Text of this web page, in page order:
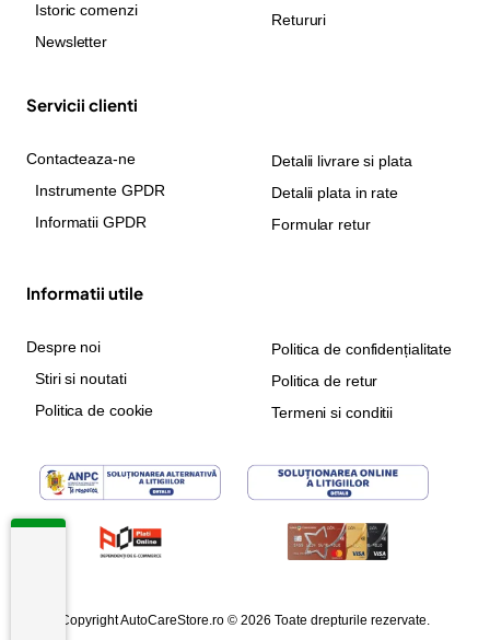
Istoric comenzi
Newsletter
Retururi
Servicii clienti
Contacteaza-ne
Instrumente GPDR
Informatii GPDR
Detalii livrare si plata
Detalii plata in rate
Formular retur
Informatii utile
Despre noi
Stiri si noutati
Politica de cookie
Politica de confidențialitate
Politica de retur
Termeni si conditii
Copyright AutoCareStore.ro © 2026 Toate drepturile rezervate.